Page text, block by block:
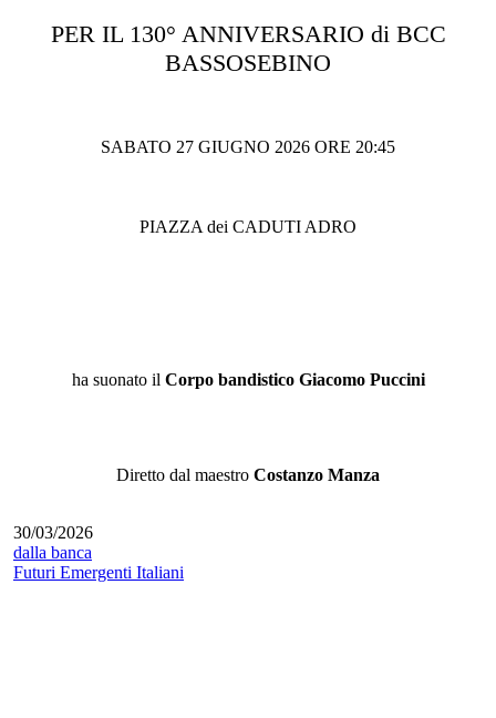
PER IL 130° ANNIVERSARIO di BCC
BASSOSEBINO
SABATO 27 GIUGNO 2026 ORE 20:45
PIAZZA dei CADUTI ADRO
ha suonato il Corpo bandistico Giacomo Puccini
Diretto dal maestro Costanzo Manza
30/03/2026
dalla banca
Futuri Emergenti Italiani